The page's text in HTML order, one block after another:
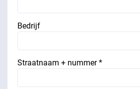
Bedrijf
Straatnaam + nummer *